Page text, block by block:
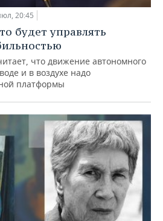
20:45
будет управлять
что движение автономного
и в воздухе надо
платформы